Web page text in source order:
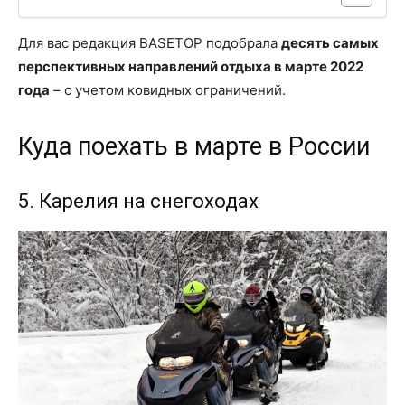
Для вас редакция BASETOP подобрала десять самых
перспективных направлений отдыха в марте 2022
года – с учетом ковидных ограничений.
Куда поехать в марте в России
5. Карелия на снегоходах